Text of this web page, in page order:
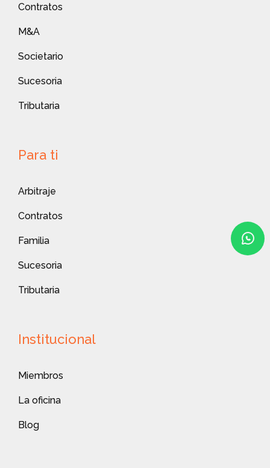
Contratos
M&A
Societario
Sucesoria
Tributaria
Para ti
Arbitraje
Contratos
Familia
Sucesoria
Tributaria
Institucional
Miembros
La oficina
Blog